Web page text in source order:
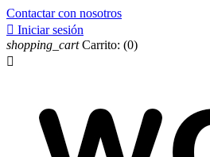
Contactar con nosotros
 Iniciar sesión
shopping_cart Carrito: (0)
